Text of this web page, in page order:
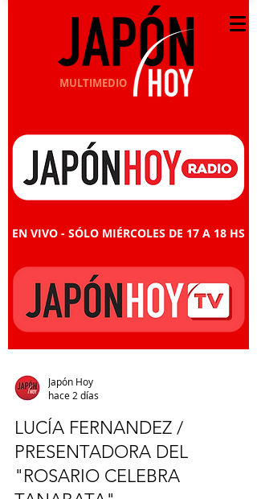
MULTIMEDIO
EN VIVO - SÓLO MIÉRCOLES DE 17 A 18 HS
Japón Hoy
hace 2 días
LUCÍA FERNANDEZ /
PRESENTADORA DEL
"ROSARIO CELEBRA